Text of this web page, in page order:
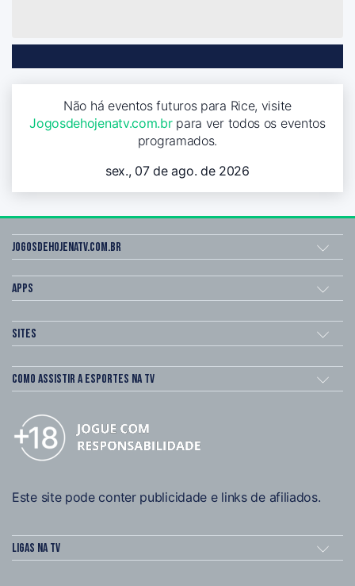
Não há eventos futuros para Rice, visite
Jogosdehojenatv.com.brpara ver todos os eventos
programados.
sex., 07 de ago. de 2026
Jogosdehojenatv.com.br
Apps
Sites
Como assistir a esportes na TV
Este site pode conter publicidade e links de afiliados.
Ligas na TV